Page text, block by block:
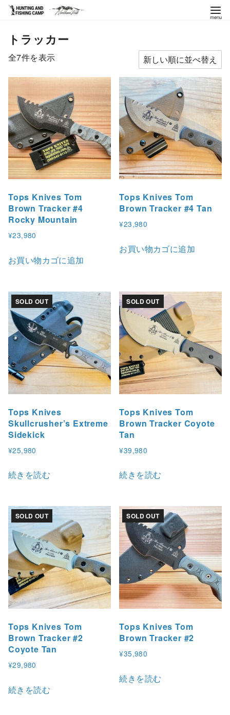
トラッカー
全7件を表示新
い
順
Tops Knives Tom
Brown Tracker #4
Rocky Mountain
¥23,980
お買い物カゴに追加
Tops Knives Tom
Brown Tracker #4 Tan
¥23,980
お買い物カゴに追加
SOLD OUT
Tops Knives
Skullcrusher’s Extreme
Sidekick
¥25,980
続きを読む
SOLD OUT
Tops Knives Tom
Brown Tracker Coyote
Tan
¥39,980
続きを読む
SOLD OUT
Tops Knives Tom
Brown Tracker #2
Coyote Tan
¥29,980
続きを読む
SOLD OUT
Tops Knives Tom
Brown Tracker #2
¥35,980
続きを読む